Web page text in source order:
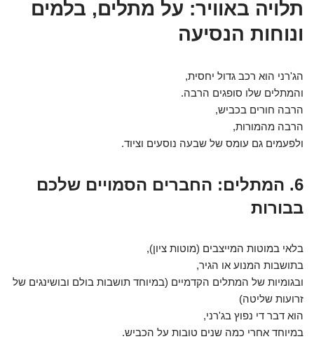
תלויה באוויר: על מתלים, בלמים
ונוחות הנסיעה
הג'רני הוא רכב גדול יחסית,
והמתלים שלו סופגים הרבה.
הרבה חורים בכביש,
הרבה מהמורות,
ולפעמים גם עומס של שבעה נוסעים וציוד.
6. המתלים: החברים הסמויים שלכם
בבורות
בלאי במוטות המייצבים (מוטות ציון),
בתושבות המנוע או הגיר,
ובגומיות של המתלים הקדמיים (במיוחד תושבות בולם ובושינגים של
זרועות שליטה)
הוא דבר די נפוץ בג'רני,
במיוחד אחרי כמה שנים טובות על הכביש.